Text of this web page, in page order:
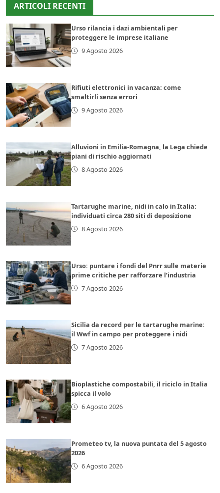
ARTICOLI RECENTI
Urso rilancia i dazi ambientali per
proteggere le imprese italiane
9 Agosto 2026
Rifiuti elettronici in vacanza: come
smaltirli senza errori
9 Agosto 2026
Alluvioni in Emilia-Romagna, la Lega chiede
piani di rischio aggiornati
8 Agosto 2026
Tartarughe marine, nidi in calo in Italia:
individuati circa 280 siti di deposizione
8 Agosto 2026
Urso: puntare i fondi del Pnrr sulle materie
prime critiche per rafforzare l’industria
7 Agosto 2026
Sicilia da record per le tartarughe marine:
il Wwf in campo per proteggere i nidi
7 Agosto 2026
Bioplastiche compostabili, il riciclo in Italia
spicca il volo
6 Agosto 2026
Prometeo tv, la nuova puntata del 5 agosto
2026
6 Agosto 2026